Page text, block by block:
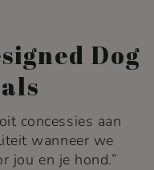
Dog
concessies aan
wanneer we
jou en je hond.”